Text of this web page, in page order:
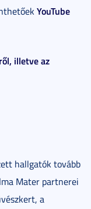
YouTube
illetve az
hallgatók tovább
Mater partnerei
a